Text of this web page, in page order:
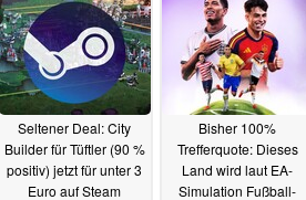
Seltener Deal: City
Builder für Tüftler (90 %
positiv) jetzt für unter 3
Euro auf Steam
Bisher 100%
Trefferquote: Dieses
Land wird laut EA-
Simulation Fußball-